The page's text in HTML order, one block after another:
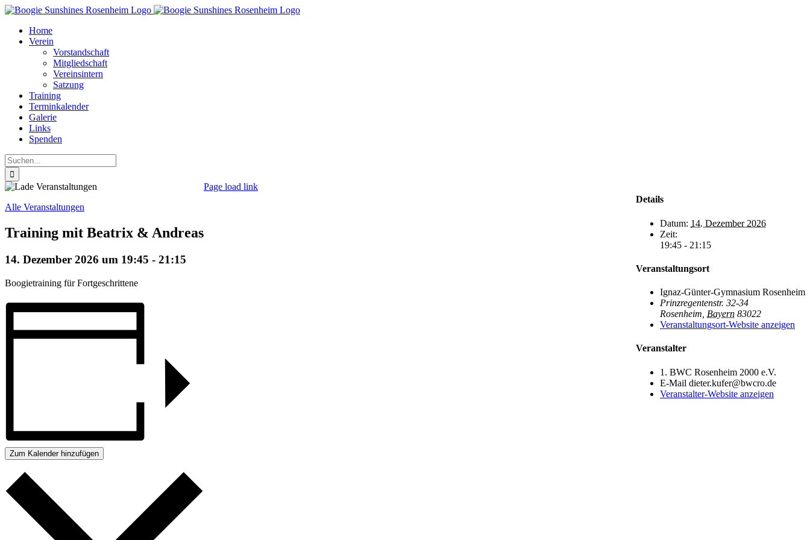
Zum
springenHome
Verein
Vorstandschaft
Mitgliedschaft
Vereinsintern
Satzung
Training
Terminkalender
Galerie
Links
Spenden
Suche
nach:
Alle Veranstaltungen
Training mit Beatrix & Andreas
14. Dezember 2026 um 19:45 - 21:15
Boogietraining für Fortgeschrittene
Zum Kalender hinzufügen
Details
Datum: 14. Dezember 2026
Zeit:
19:45 - 21:15
Veranstaltungsort
Ignaz-Günter-Gymnasium Rosenheim
Prinzregentenstr. 32-34
Rosenheim Bayern 83022
Veranstaltungsort-Website anzeigen
Veranstalter
1. BWC Rosenheim 2000 e.V.
E-Mail dieter.kufer@bwcro.de
Veranstalter-Website anzeigen
Page load link